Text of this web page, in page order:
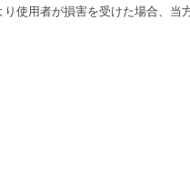
使用者が損害を受けた場合、当